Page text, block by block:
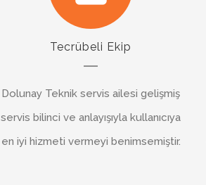
Tecrübeli Ekip
Dolunay Teknik servis ailesi gelişmiş
servis bilinci ve anlayışıyla kullanıcıya
en iyi hizmeti vermeyi benimsemiştir.